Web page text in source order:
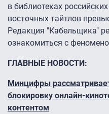
в библиотеках
восточных тайтлов
Редакция "Кабельщика"
ознакомиться с
ГЛАВНЫЕ НОВОСТИ:
Минцифры
блокировку онлайн-
контентом